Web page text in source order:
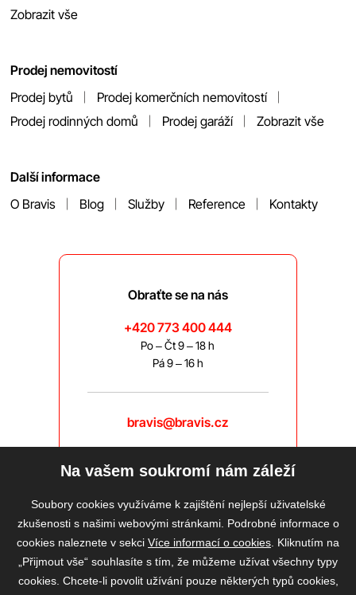
Zobrazit vše
Prodej nemovitostí
Prodej bytů
Prodej komerčních nemovitostí
Prodej rodinných domů
Prodej garáží Zobrazit vše
Další informace
O Bravis
Blog Služby Reference Kontakty
Obraťte se na nás
+420 773 400 444
Po – Čt 9 – 18 h
Pá 9 – 16 h
bravis@bravis.cz
Na vašem soukromí nám záleží
Soubory cookies využíváme k zajištění nejlepší uživatelské
zkušenosti s našimi webovými stránkami. Podrobné informace o
cookies naleznete v sekci Více informací o cookies . Kliknutím na
„Přijmout vše“ souhlasíte s tím, že můžeme užívat všechny typy
cookies. Chcete-li povolit užívání pouze některých typů cookies,